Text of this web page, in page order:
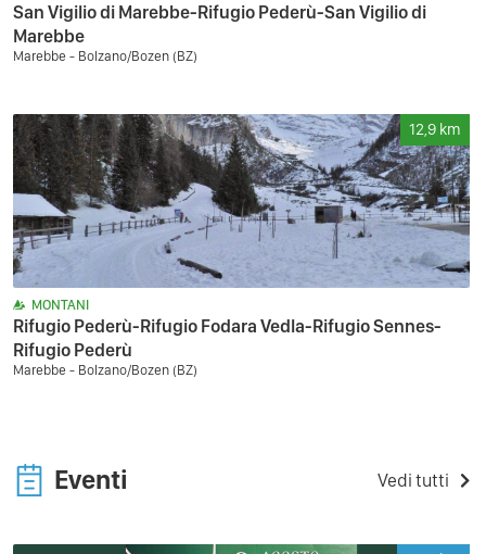
San Vigilio di Marebbe-Rifugio Pederù-San Vigilio di
Marebbe
Marebbe - Bolzano/Bozen (BZ)
12,9 km
MONTANI
Rifugio Pederù-Rifugio Fodara Vedla-Rifugio Sennes-
Rifugio Pederù
Marebbe - Bolzano/Bozen (BZ)
Eventi Vedi tutti